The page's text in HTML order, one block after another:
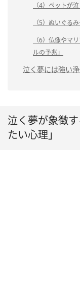
（4）ペットが
（5）ぬいぐる
（6）仏像やマ
ルの予兆」
泣く夢には強い
泣く夢が象徴
たい心理」